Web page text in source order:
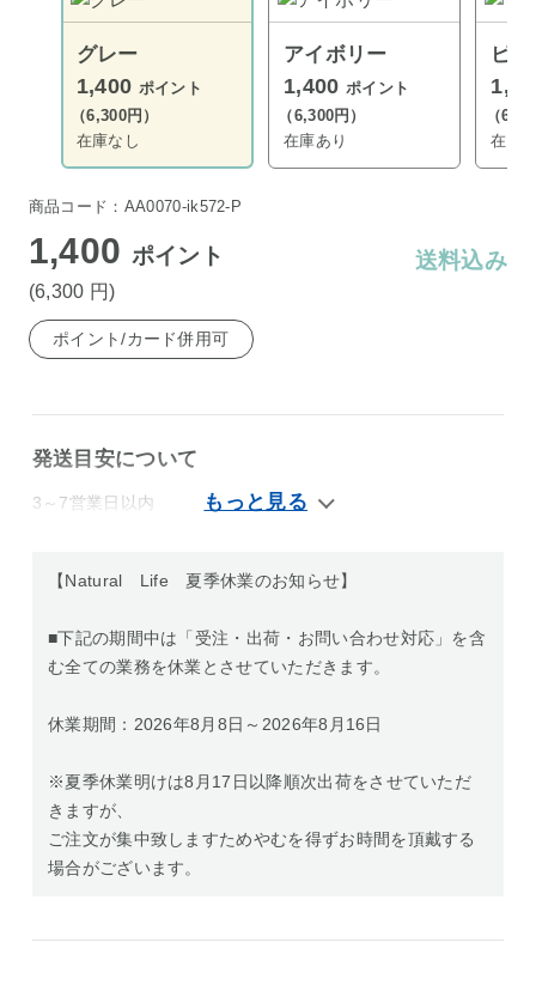
グレー
1,400 ポイント
（6,300円）
在庫なし
アイボリー
1,400 ポイント
（6,300円）
在庫あり
ピ
（
在庫
商品コード：AA0070-ik572-P
1,400 ポイント
(6,300 円)
送料込み
ポイント/カード併用可
発送目安について
3～7営業日以内
【Natural Life 夏季休業のお知らせ】
■下記の期間中は「受注・出荷・お問い合わせ対応」を含
む全ての業務を休業とさせていただきます。
休業期間：2026年8月8日～2026年8月16日
※夏季休業明けは8月17日以降順次出荷をさせていただ
きますが、
ご注文が集中致しますためやむを得ずお時間を頂戴する
場合がございます。